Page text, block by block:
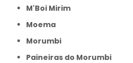
M'Boi Mirim
Moema
Morumbi
Paineiras do Morumbi